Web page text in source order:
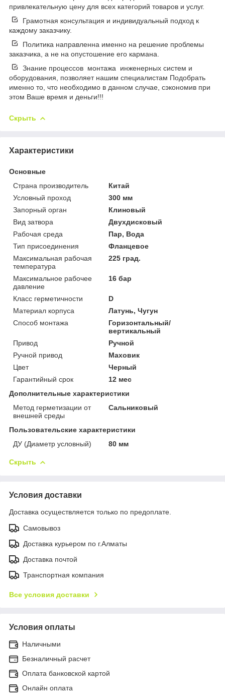
привлекательную цену для всех категорий товаров и услуг.
Грамотная консультация и индивидуальный подход к
каждому заказчику.
Политика направленна именно на решение проблемы
заказчика, а не на опустошение его кармана.
Знание процессов монтажа инженерных систем и
оборудования, позволяет нашим специалистам Подобрать
именно то, что необходимо в данном случае, сэкономив при
этом Ваше время и деньги!!!
Скрыть
Характеристики
Основные
Страна производитель
Китай
Условный проход
300 мм
Запорный орган
Клиновый
Вид затвора
Двухдисковый
Рабочая среда
Пар, Вода
Тип присоединения
Фланцевое
Максимальная рабочая
температура
225 град.
Максимальное рабочее
давление
16 бар
Класс герметичности
D
Материал корпуса
Латунь, Чугун
Способ монтажа
Горизонтальный/
вертикальный
Привод
Ручной
Ручной привод
Маховик
Цвет
Черный
Гарантийный срок
12 мес
Дополнительные характеристики
Метод герметизации от
внешней среды
Сальниковый
Пользовательские характеристики
ДУ (Диаметр условный)
80 мм
Скрыть
Условия доставки
Доставка осуществляется только по предоплате.
Самовывоз
Доставка курьером по г.Алматы
Доставка почтой
Транспортная компания
Все условия доставки
Условия оплаты
Наличными
Безналичный расчет
Оплата банковской картой
Онлайн оплата